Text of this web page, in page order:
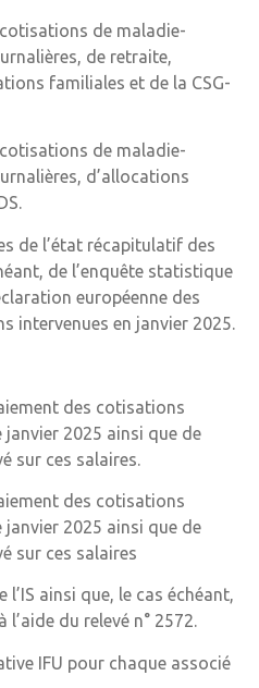
de maladie-
de retraite,
familiales et de la CSG-
de maladie-
d’allocations
de l’état récapitulatif des
de l’enquête statistique
européenne des
intervenues en janvier 2025.
des cotisations
2025 ainsi que de
sur ces salaires.
des cotisations
2025 ainsi que de
sur ces salaires
ainsi que, le cas échéant,
du relevé n° 2572.
IFU pour chaque associé